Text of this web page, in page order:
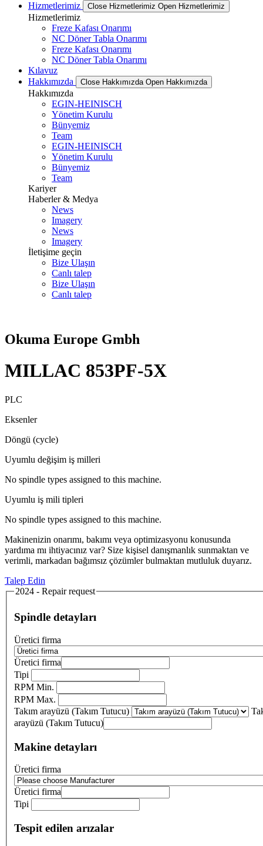
Hizmetlerimiz
Close Hizmetlerimiz Open Hizmetlerimiz
Hizmetlerimiz
Freze Kafası Onarımı
NC Döner Tabla Onarımı
Freze Kafası Onarımı
NC Döner Tabla Onarımı
Kılavuz
Hakkımızda
Close Hakkımızda Open Hakkımızda
Hakkımızda
EGIN-HEINISCH
Yönetim Kurulu
Bünyemiz
Team
EGIN-HEINISCH
Yönetim Kurulu
Bünyemiz
Team
Kariyer
Haberler & Medya
News
Imagery
News
Imagery
İletişime geçin
Bize Ulaşın
Canlı talep
Bize Ulaşın
Canlı talep
Okuma Europe Gmbh
MILLAC 853PF-5X
PLC
Eksenler
Döngü (cycle)
Uyumlu değişim iş milleri
No spindle types assigned to this machine.
Uyumlu iş mili tipleri
No spindle types assigned to this machine.
Makinenizin onarımı, bakımı veya optimizasyonu konusunda
yardıma mı ihtiyacınız var? Size kişisel danışmanlık sunmaktan ve
verimli, markadan bağımsız çözümler bulmaktan mutluluk duyarız.
Talep Edin
2024 - Repair request
Spindle detayları
Üretici firma
Üretici firma
Tipi
RPM Min.
RPM Max.
Takım arayüzü (Takım Tutucu)
arayüzü (Takım Tutucu)
Makine detayları
Üretici firma
Üretici firma
Tipi
Tespit edilen arızalar